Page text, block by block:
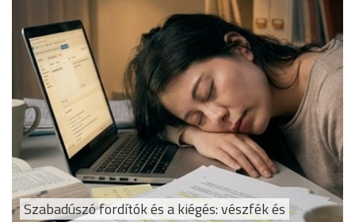
Szabadúszó fordítók és a kiégés: vészfék és